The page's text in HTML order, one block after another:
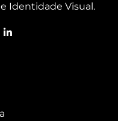
Identidade Visual.